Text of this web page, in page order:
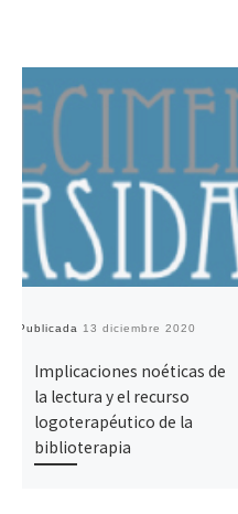
Publicada 13 diciembre 2020
Implicaciones noéticas de
la lectura y el recurso
logoterapéutico de la
biblioterapia